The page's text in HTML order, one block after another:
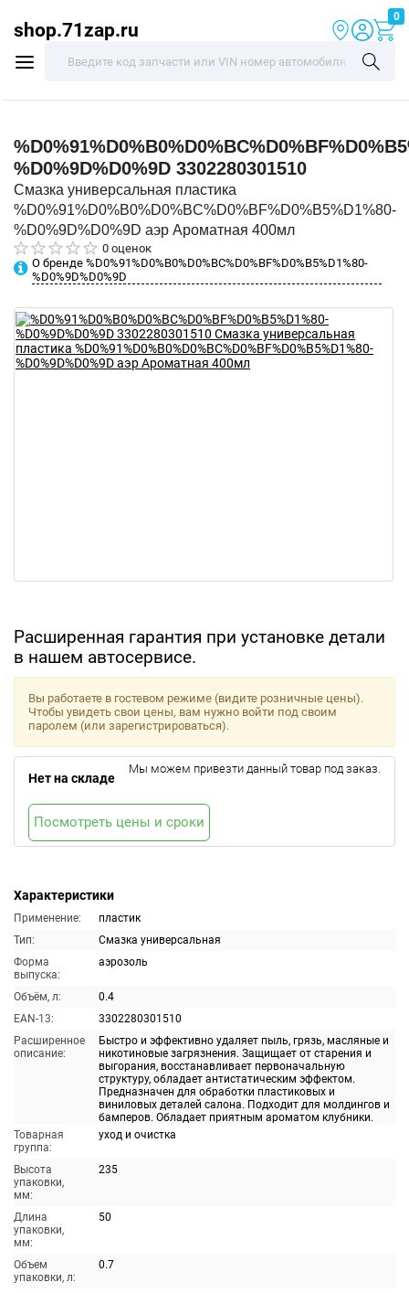
shop.71zap.ru
0
%D0%9D%D0%9D 3302280301510
Смазка универсальная пластика
%D0%91%D0%B0%D0%BC%D0%BF%D0%B5%D1%80-
%D0%9D%D0%9D аэр Ароматная 400мл
0 оценок
О бренде %D0%91%D0%B0%D0%BC%D0%BF%D0%B5%D1%80-
%D0%9D%D0%9D
Расширенная гарантия при установке детали
в нашем автосервисе.
Характеристики
Применение:
пластик
Тип:
Смазка универсальная
Форма
выпуска:
аэрозоль
Объём, л:
0.4
EAN-13:
3302280301510
Расширенное
описание:
Быстро и эффективно удаляет пыль, грязь, масляные и
никотиновые загрязнения. Защищает от старения и
выгорания, восстанавливает первоначальную
структуру, обладает антистатическим эффектом.
Предназначен для обработки пластиковых и
виниловых деталей салона. Подходит для молдингов и
бамперов. Обладает приятным ароматом клубники.
Товарная
группа:
уход и очистка
Высота
упаковки,
мм:
235
Длина
упаковки,
мм:
50
Объем
упаковки, л:
0.7
Вы работаете в гостевом режиме (видите розничные цены).
Чтобы увидеть свои цены, вам нужно войти под своим
паролем (или зарегистрироваться).
Нет на складе
Мы можем привезти данный товар под заказ.
Посмотреть цены и сроки